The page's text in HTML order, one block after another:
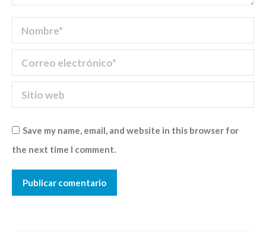
Nombre *
Correo electrónico *
Sitio web
Save my name, email, and website in this browser for
the next time I comment.
Publicar comentario